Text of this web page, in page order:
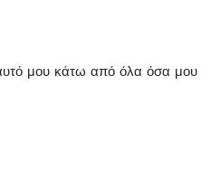
μου κάτω από όλα όσα μου